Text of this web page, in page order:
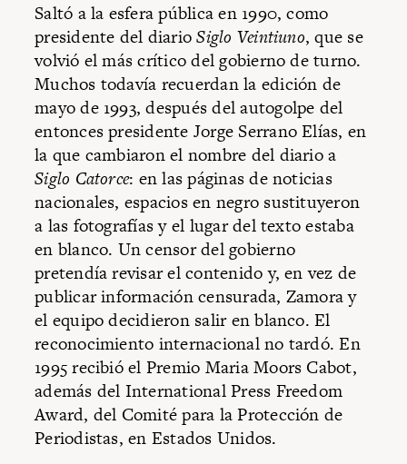
Saltó a la esfera pública en 1990, como
presidente del diarioSiglo Veintiuno, que se
volvió el más crítico del gobierno de turno.
Muchos todavía recuerdan la edición de
mayo de 1993, después del autogolpe del
entonces presidente Jorge Serrano Elías, en
la que cambiaron el nombre del diario a
Siglo Catorce: en las páginas de noticias
nacionales, espacios en negro sustituyeron
a las fotografías y el lugar del texto estaba
en blanco. Un censor del gobierno
pretendía revisar el contenido y, en vez de
publicar información censurada, Zamora y
el equipo decidieron salir en blanco. El
reconocimiento internacional no tardó. En
1995 recibió el Premio Maria Moors Cabot,
además del International Press Freedom
Award, del Comité para la Protección de
Periodistas, en Estados Unidos.